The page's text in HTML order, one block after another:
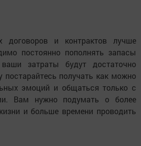
договоров и контрактов лучше
постоянно пополнять запасы
затраты будут достаточно
получать как можно
эмоций и общаться только с
Вам нужно подумать о более
и больше времени проводить